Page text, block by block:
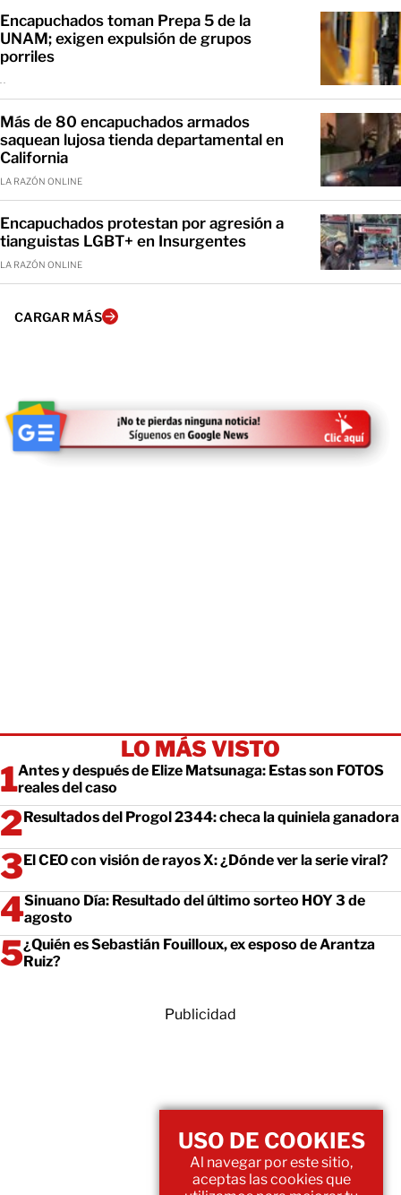
Encapuchados toman Prepa 5 de la
UNAM; exigen expulsión de grupos
porriles
Más de 80 encapuchados armados
saquean lujosa tienda departamental en
California
LA RAZÓN ONLINE
Encapuchados protestan por agresión a
tianguistas LGBT+ en Insurgentes
LA RAZÓN ONLINE
CARGAR MÁS
LO MÁS VISTO
Antes y después de Elize Matsunaga: Estas son FOTOS
reales del caso
Resultados del Progol 2344: checa la quiniela ganadora
El CEO con visión de rayos X: ¿Dónde ver la serie viral?
Sinuano Día: Resultado del último sorteo HOY 3 de
agosto
¿Quién es Sebastián Fouilloux, ex esposo de Arantza
Ruiz?
Publicidad
USO DE COOKIES
Al navegar por este sitio,
aceptas las cookies que